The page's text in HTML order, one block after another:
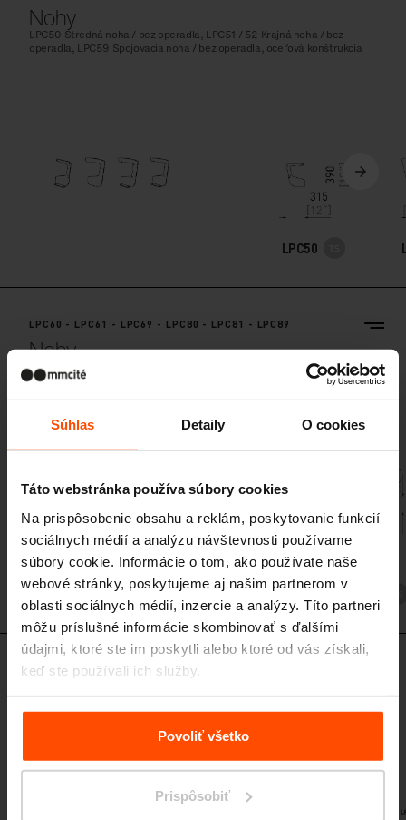
Súhlas Detaily O cookies
Táto webstránka používa súbory cookies
Na prispôsobenie obsahu a reklám, poskytovanie funkcií
sociálnych médií a analýzu návštevnosti používame
súbory cookie. Informácie o tom, ako používate naše
webové stránky, poskytujeme aj našim partnerom v
oblasti sociálnych médií, inzercie a analýzy. Títo partneri
môžu príslušné informácie skombinovať s ďalšími
údajmi, ktoré ste im poskytli alebo ktoré od vás získali,
keď ste používali ich služby.
Viac informácií nájdete na stránkeZásady zpracování
Povoliť všetko
Prispôsobiť
Nohy
LPC50 Stredná noha / bez operadla, LPC51 / 52 Krajná noha / bez
operadla, LPC59 Spojovacia noha / bez operadla, oceľová konštrukcia
LPC50
LPC60 - LPC61 - LPC69 - LPC80 - LPC81 - LPC89
Nohy
LPC60, LPC80 Stredná noha / obojstranná, LPC61, LPC81 Krajná noha /
obojstranná, LPC69, LPC89 Spojovacia noha / obojstranná, oceľová
LPC60
LPC70 - LPC71 - LPC72 - LPC79
LPC70 Stredná noha / s operadlom, LPC71 / 72 Krajná noha / s
operadlom, LPC79 Spojovacia noha / s operadlom, oceľová konštrukcia